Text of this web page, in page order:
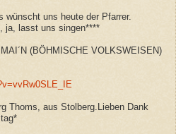
wünscht uns heute der Pfarrer.
ja, lasst uns singen****
(BÖHMISCHE VOLKSWEISEN)
Thoms, aus Stolberg.Lieben Dank